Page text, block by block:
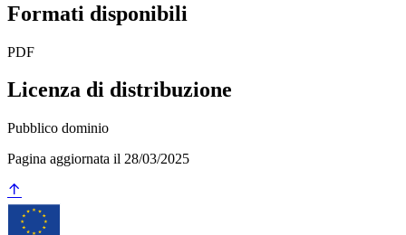
Formati disponibili
PDF
Licenza di distribuzione
Pubblico dominio
Pagina aggiornata il 28/03/2025